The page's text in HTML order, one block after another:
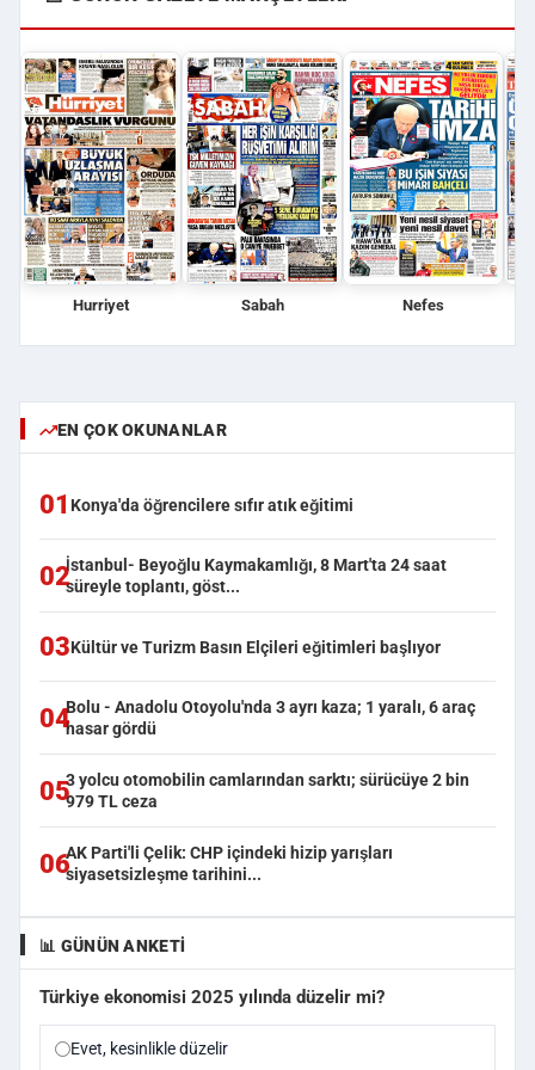
Hurriyet Sabah Nefes
EN ÇOK OKUNANLAR
01 Konya'da öğrencilere sıfır atık eğitimi
02İstanbul- Beyoğlu Kaymakamlığı, 8 Mart'ta 24 saat
süreyle toplantı, göst...
03Kültür ve Turizm Basın Elçileri eğitimleri başlıyor
04Bolu - Anadolu Otoyolu'nda 3 ayrı kaza; 1 yaralı, 6 araç
hasar gördü
053 yolcu otomobilin camlarından sarktı; sürücüye 2 bin
979 TL ceza
06AK Parti'li Çelik: CHP içindeki hizip yarışları
siyasetsizleşme tarihini...
📊 GÜNÜN ANKETI
Türkiye ekonomisi 2025 yılında düzelir mi?
Evet, kesinlikle düzelir